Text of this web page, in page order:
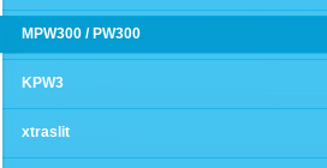
MPW300 / PW300
KPW3
xtraslit